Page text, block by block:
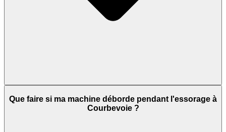
Que faire si ma machine déborde pendant l'essorage à
Courbevoie ?